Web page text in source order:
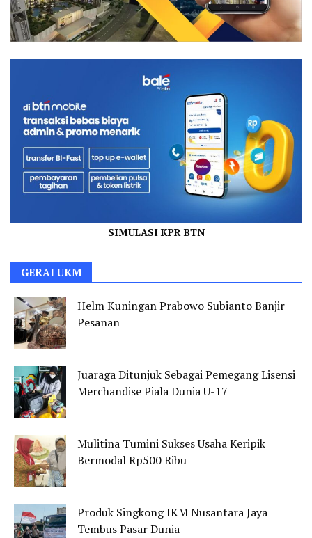
SIMULASI KPR BTN
GERAI UKM
Helm Kuningan Prabowo Subianto Banjir
Pesanan
Juaraga Ditunjuk Sebagai Pemegang Lisensi
Merchandise Piala Dunia U-17
Mulitina Tumini Sukses Usaha Keripik
Bermodal Rp500 Ribu
Produk Singkong IKM Nusantara Jaya
Tembus Pasar Dunia